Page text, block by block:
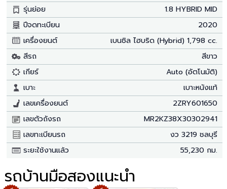
รุ่นย่อย
1.8 HYBRID MID
ปีจดทะเบียน
2020
เครื่องยนต์
เบนซิล ไฮบริด (Hybrid) 1,798 cc.
สีรถ
สีขาว
เกียร์
Auto (อัตโนมัติ)
เบาะ
เบาะหนังแท้
เลขเครื่องยนต์
2ZRY601650
เลขตัวถังรถ
MR2KZ38X30302941
เลขทะเบียนรถ
งว 3219 ชลบุรี
ระยะใช้งานแล้ว
55,230 กม.
รถบ้านมือสองแนะนำ